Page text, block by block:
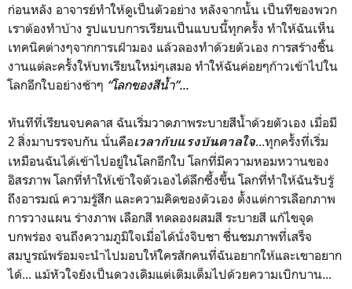
ก่อนหลัง อาจารย์ทำให้ดูเป็นตัวอย่าง หลังจากนั้น เป็นทีของพวก
เราต้องทำบ้าง รูปแบบการเรียนเป็นแบบนี้ทุกครั้ง ทำให้ฉันเห็น
เทคนิคต่างๆจากการเฝ้ามอง แล้วลองทำด้วยตัวเอง การสร้างชิ้น
งานแต่ละครั้งให้บทเรียนใหม่ๆเสมอ ทำให้ฉันค่อยๆก้าวเข้าไปใน
โลกอีกใบอย่างช้าๆ “โลกของสีน้ำ”...
ทันทีที่เรียนจบคลาส ฉันเริ่มวาดภาพระบายสีน้ำด้วยตัวเอง เมื่อมี
2 สิ่งมาบรรจบกัน นั่นคือเวลากับแรงบันดาลใจ...ทุกครั้งที่เริ่ม
เหมือนฉันได้เข้าไปอยู่ในโลกอีกใบ โลกที่มีความหอมหวานของ
อิสรภาพ โลกที่ทำให้เข้าใจตัวเองได้ลึกซึ้งขึ้น โลกที่ทำให้ฉันรับรู้
ถึงอารมณ์ ความรู้สึก และความคิดของตัวเอง ตั้งแต่การเลือกภาพ
การวางแผน ร่างภาพ เลือกสี ทดลองผสมสี ระบายสี แก้ไขจุด
บกพร่อง จนถึงความภูมิใจเมื่อได้นั่งจิบชา ชื่นชมภาพที่เสร็จ
สมบูรณ์พร้อมจะนำไปมอบให้ใครสักคนที่ฉันอยากให้และเขาอยาก
ได้... แม้หัวใจยังเป็นดวงเดิมแต่เติมเต็มไปด้วยความเบิกบาน...